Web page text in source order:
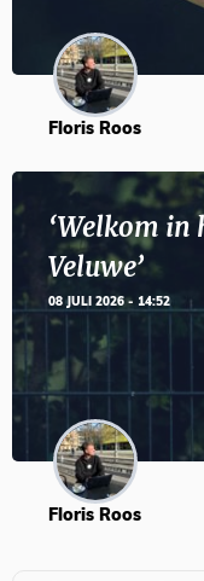
Floris Roos
‘Welkom in
Veluwe’
08 JULI 2026 - 14:52
Floris Roos